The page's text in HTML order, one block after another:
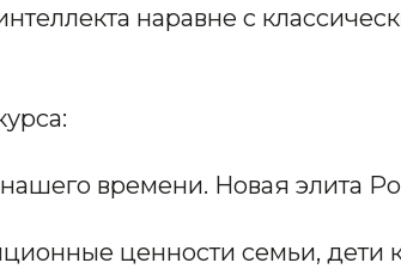
наравне с
времени. Новая элита
ценности семьи, дети